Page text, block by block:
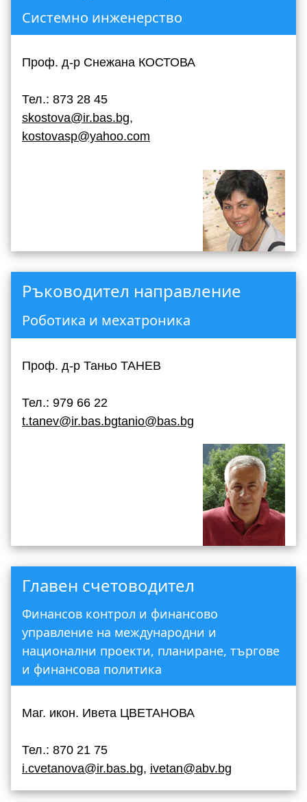
Системно инженерство
Проф. д-р Снежана КОСТОВА
Тел.: 873 28 45
skostova@ir.bas.bg,
kostovasp@yahoo.com
Ръководител направление
Роботика и мехатроника
Проф. д-р Таньо ТАНЕВ
Тел.: 979 66 22
t.tanev@ir.bas.bgtanio@bas.bg
Главен счетоводител
Финансов контрол и финансово
управление на международни и
национални проекти, планиране, търгове
и финансова политика
Маг. икон. Ивета ЦВЕТАНОВА
Тел.: 870 21 75
i.cvetanova@ir.bas.bg, ivetan@abv.bg